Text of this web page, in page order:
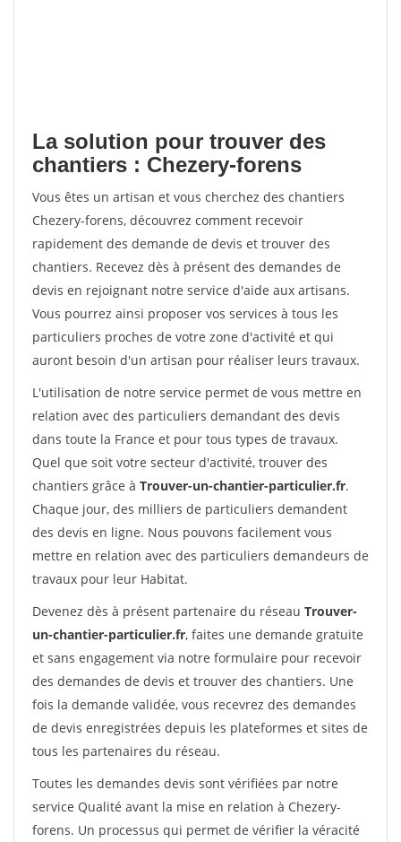
La solution pour trouver des
chantiers : Chezery-forens
Vous êtes un artisan et vous cherchez des chantiers
Chezery-forens, découvrez comment recevoir
rapidement des demande de devis et trouver des
chantiers. Recevez dès à présent des demandes de
devis en rejoignant notre service d'aide aux artisans.
Vous pourrez ainsi proposer vos services à tous les
particuliers proches de votre zone d'activité et qui
auront besoin d'un artisan pour réaliser leurs travaux.
L'utilisation de notre service permet de vous mettre en
relation avec des particuliers demandant des devis
dans toute la France et pour tous types de travaux.
Quel que soit votre secteur d'activité, trouver des
chantiers grâce à Trouver-un-chantier-particulier.fr.
Chaque jour, des milliers de particuliers demandent
des devis en ligne. Nous pouvons facilement vous
mettre en relation avec des particuliers demandeurs de
travaux pour leur Habitat.
Devenez dès à présent partenaire du réseau Trouver-
un-chantier-particulier.fr, faites une demande gratuite
et sans engagement via notre formulaire pour recevoir
des demandes de devis et trouver des chantiers. Une
fois la demande validée, vous recevrez des demandes
de devis enregistrées depuis les plateformes et sites de
tous les partenaires du réseau.
Toutes les demandes devis sont vérifiées par notre
service Qualité avant la mise en relation à Chezery-
forens. Un processus qui permet de vérifier la véracité